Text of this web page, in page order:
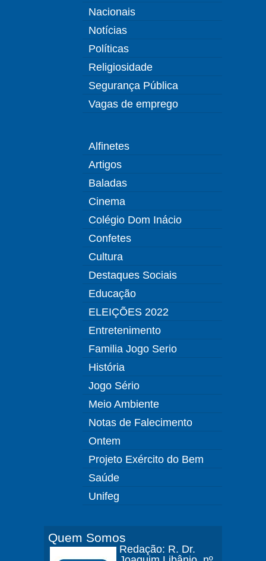
Nacionais
Notícias
Políticas
Religiosidade
Segurança Pública
Vagas de emprego
Alfinetes
Artigos
Baladas
Cinema
Colégio Dom Inácio
Confetes
Cultura
Destaques Sociais
Educação
ELEIÇÕES 2022
Entretenimento
Familia Jogo Serio
História
Jogo Sério
Meio Ambiente
Notas de Falecimento
Ontem
Projeto Exército do Bem
Saúde
Unifeg
Quem Somos
Redação: R. Dr.